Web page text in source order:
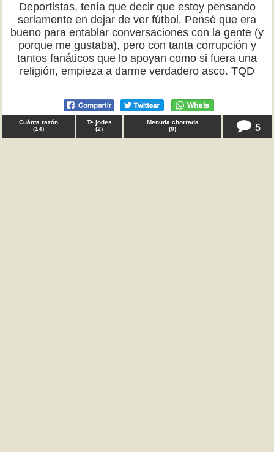
Deportistas, tenía que decir que estoy pensando
seriamente en dejar de ver fútbol. Pensé que era
bueno para entablar conversaciones con la gente (y
porque me gustaba), pero con tanta corrupción y
tantos fanáticos que lo apoyan como si fuera una
religión, empieza a darme verdadero asco. TQD
Cuánta razón
(14)
Te jodes
(2)
Menuda chorrada
(0) 5